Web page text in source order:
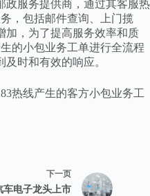
政服务提供商，通过其客服热
，包括邮件查询、上门揽
加，为了提高服务效率和质
的小包业务工单进行全流程
时和有效的响应。
热线产生的客方小包业务工
下一页
车电子龙头上市